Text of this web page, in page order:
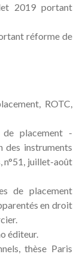
2019 portant
réforme de
ROTC,
de placement -
instruments
n°51, juillet-août
de placement
en droit
éditeur.
thèse Paris